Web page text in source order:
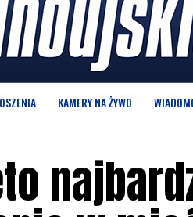
KAMERY NA ŻYWO